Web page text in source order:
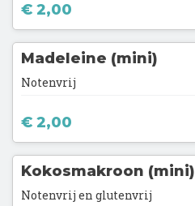
€ 2,00
Madeleine (mini)
Notenvrij
€ 2,00
Kokosmakroon (mini)
Notenvrij en glutenvrij